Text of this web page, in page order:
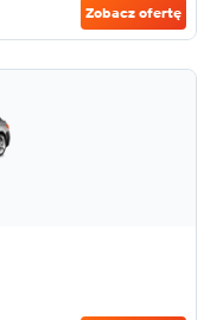
Zobacz ofertę